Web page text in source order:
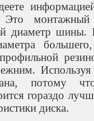
Это
диаметр
потому
гораздо
диска.